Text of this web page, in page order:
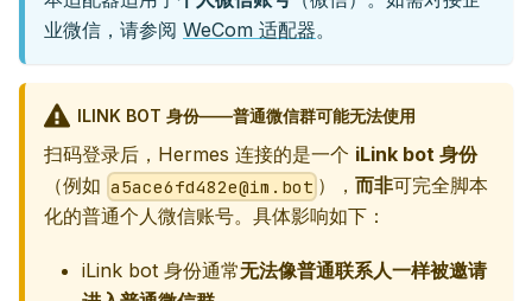
业微信，请参阅 WeCom 适配器。
ILINK BOT 身份——普通微信群可能无法使用
扫码登录后，Hermes 连接的是一个 iLink bot 身份
（例如 a5ace6fd482e@im.bot ），而非可完全脚本
化的普通个人微信账号。具体影响如下：
iLink bot 身份通常无法像普通联系人一样被邀请